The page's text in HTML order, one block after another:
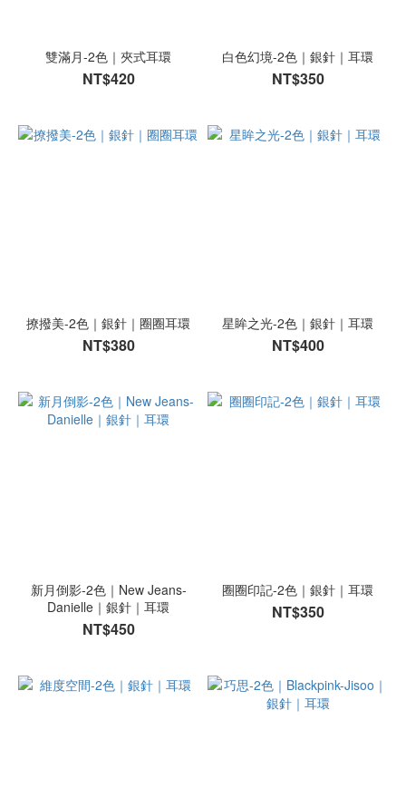
雙滿月-2色｜夾式耳環
NT$420
白色幻境-2色｜銀針｜耳環
NT$350
撩撥美-2色｜銀針｜圈圈耳環
NT$380
星眸之光-2色｜銀針｜耳環
NT$400
新月倒影-2色｜New Jeans-
Danielle｜銀針｜耳環
NT$450
圈圈印記-2色｜銀針｜耳環
NT$350